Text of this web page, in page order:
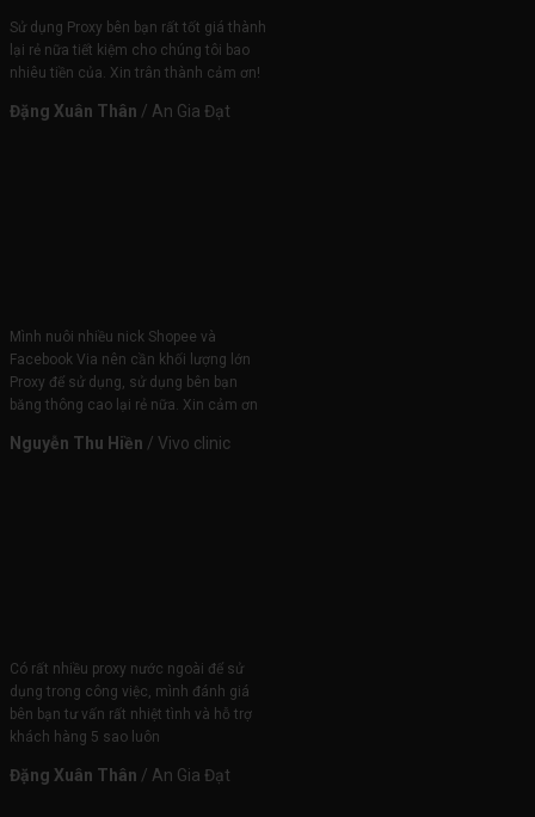
Sử dụng Proxy bên bạn rất tốt giá thành
lại rẻ nữa tiết kiệm cho chúng tôi bao
nhiêu tiền của. Xin trân thành cảm ơn!
Đặng Xuân Thân / An Gia Đạt
Mình nuôi nhiều nick Shopee và
Facebook Via nên cần khối lượng lớn
Proxy để sử dụng, sử dụng bên bạn
băng thông cao lại rẻ nữa. Xin cảm ơn
Nguyễn Thu Hiền / Vivo clinic
Có rất nhiều proxy nước ngoài để sử
dụng trong công việc, mình đánh giá
bên bạn tư vấn rất nhiệt tình và hỗ trợ
khách hàng 5 sao luôn
Đặng Xuân Thân / An Gia Đạt